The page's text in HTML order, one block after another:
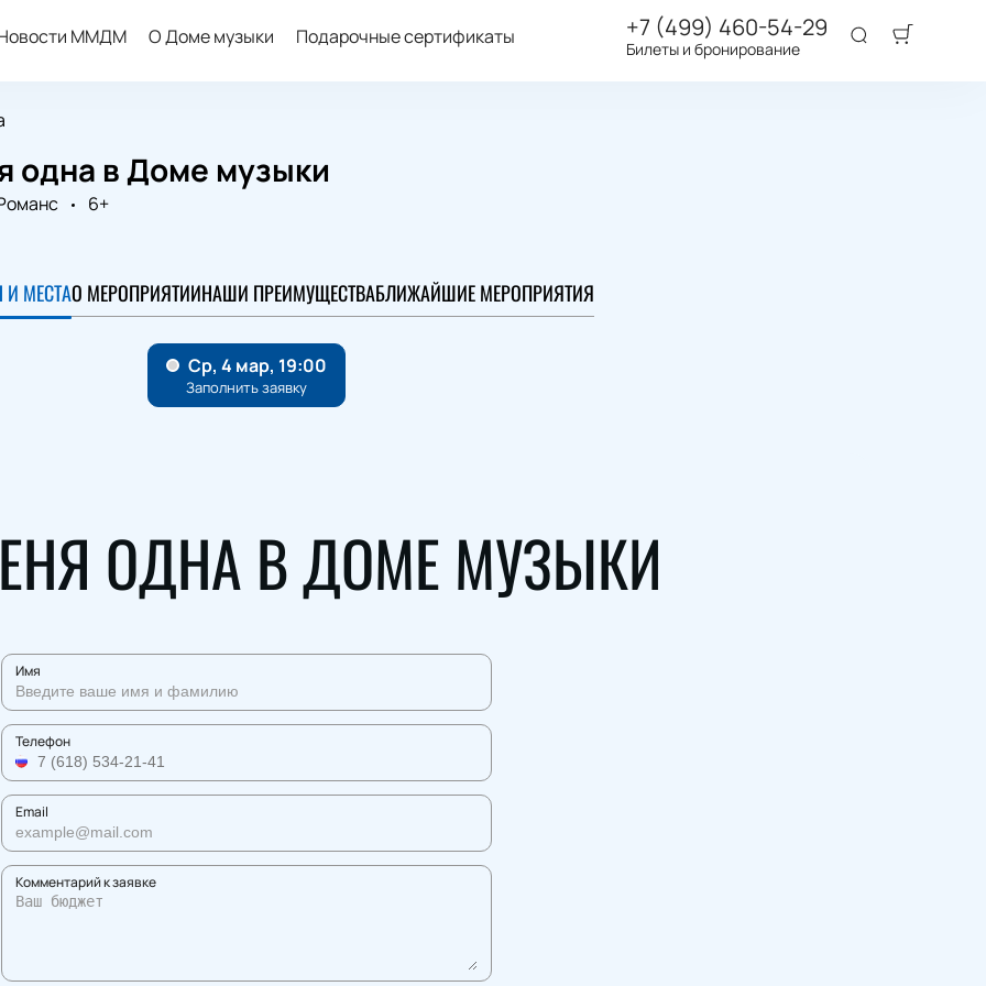
ММДМ О Доме музыки Подарочные сертификаты +7 (499) 460-54-29
Билеты и бронирование
одна в Доме музыки
6+
МЕСТАО МЕРОПРИЯТИИНАШИ ПРЕИМУЩЕСТВАБЛИЖАЙШИЕ МЕРОПРИЯТИЯ
ОДНА В ДОМЕ МУЗЫКИ
Имя
Телефон
Email
Комментарий к заявке